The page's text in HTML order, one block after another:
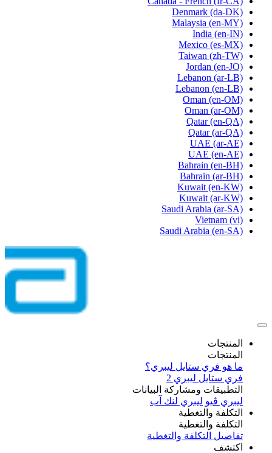
Denmark (da-DK)
Malaysia (en-MY)
India (en-IN)
Mexico (es-MX)
Taiwan (zh-TW)
Jordan (en-JO)
Lebanon (ar-LB)
Lebanon (en-LB)
Oman (en-OM)
Oman (ar-OM)
Qatar (en-QA)
Qatar (ar-QA)
UAE (ar-AE)
UAE (en-AE)
Bahrain (en-BH)
Bahrain (ar-BH)
Kuwait (en-KW)
Kuwait (ar-KW)
Saudi Arabia (ar-SA)
Vietnam (vi)
Saudi Arabia (en-SA)
المنتجات
المنتجات
ما هو فري ستايل ليبري؟
فري ستايل ليبري 2
التطبيقات ومشاركة البيانات
ليبري ڤيو ليبري لنك آب
التكلفة والتغطية
التكلفة والتغطية
تفاصيل التكلفة والتغطية
اكتشف​